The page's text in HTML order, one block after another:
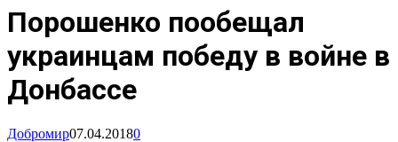
Порошенко пообещал
украинцам победу в войне в
Донбассе
Добромир07.04.20180